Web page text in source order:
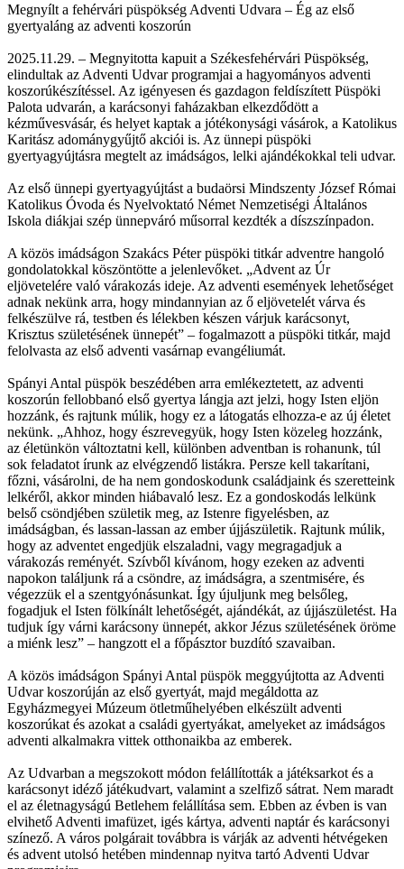
Megnyílt a fehérvári püspökség Adventi Udvara – Ég az első
gyertyaláng az adventi koszorún
2025.11.29. – Megnyitotta kapuit a Székesfehérvári Püspökség,
elindultak az Adventi Udvar programjai a hagyományos adventi
koszorúkészítéssel. Az igényesen és gazdagon feldíszített Püspöki
Palota udvarán, a karácsonyi faházakban elkezdődött a
kézművesvásár, és helyet kaptak a jótékonysági vásárok, a Katolikus
Karitász adománygyűjtő akciói is. Az ünnepi püspöki
gyertyagyújtásra megtelt az imádságos, lelki ajándékokkal teli udvar.
Az első ünnepi gyertyagyújtást a budaörsi Mindszenty József Római
Katolikus Óvoda és Nyelvoktató Német Nemzetiségi Általános
Iskola diákjai szép ünnepváró műsorral kezdték a díszszínpadon.
A közös imádságon Szakács Péter püspöki titkár adventre hangoló
gondolatokkal köszöntötte a jelenlevőket. „Advent az Úr
eljövetelére való várakozás ideje. Az adventi események lehetőséget
adnak nekünk arra, hogy mindannyian az ő eljövetelét várva és
felkészülve rá, testben és lélekben készen várjuk karácsonyt,
Krisztus születésének ünnepét” – fogalmazott a püspöki titkár, majd
felolvasta az első adventi vasárnap evangéliumát.
Spányi Antal püspök beszédében arra emlékeztetett, az adventi
koszorún fellobbanó első gyertya lángja azt jelzi, hogy Isten eljön
hozzánk, és rajtunk múlik, hogy ez a látogatás elhozza-e az új életet
nekünk. „Ahhoz, hogy észrevegyük, hogy Isten közeleg hozzánk,
az életünkön változtatni kell, különben adventban is rohanunk, túl
sok feladatot írunk az elvégzendő listákra. Persze kell takarítani,
főzni, vásárolni, de ha nem gondoskodunk családjaink és szeretteink
lelkéről, akkor minden hiábavaló lesz. Ez a gondoskodás lelkünk
belső csöndjében születik meg, az Istenre figyelésben, az
imádságban, és lassan-lassan az ember újjászületik. Rajtunk múlik,
hogy az adventet engedjük elszaladni, vagy megragadjuk a
várakozás reményét. Szívből kívánom, hogy ezeken az adventi
napokon találjunk rá a csöndre, az imádságra, a szentmisére, és
végezzük el a szentgyónásunkat. Így újuljunk meg belsőleg,
fogadjuk el Isten fölkínált lehetőségét, ajándékát, az újjászületést. Ha
tudjuk így várni karácsony ünnepét, akkor Jézus születésének öröme
a miénk lesz” – hangzott el a főpásztor buzdító szavaiban.
A közös imádságon Spányi Antal püspök meggyújtotta az Adventi
Udvar koszorúján az első gyertyát, majd megáldotta az
Egyházmegyei Múzeum ötletműhelyében elkészült adventi
koszorúkat és azokat a családi gyertyákat, amelyeket az imádságos
adventi alkalmakra vittek otthonaikba az emberek.
Az Udvarban a megszokott módon felállították a játéksarkot és a
karácsonyt idéző játékudvart, valamint a szelfiző sátrat. Nem maradt
el az életnagyságú Betlehem felállítása sem. Ebben az évben is van
elvihető Adventi imafüzet, igés kártya, adventi naptár és karácsonyi
színező. A város polgárait továbbra is várják az adventi hétvégeken
és advent utolsó hetében mindennap nyitva tartó Adventi Udvar